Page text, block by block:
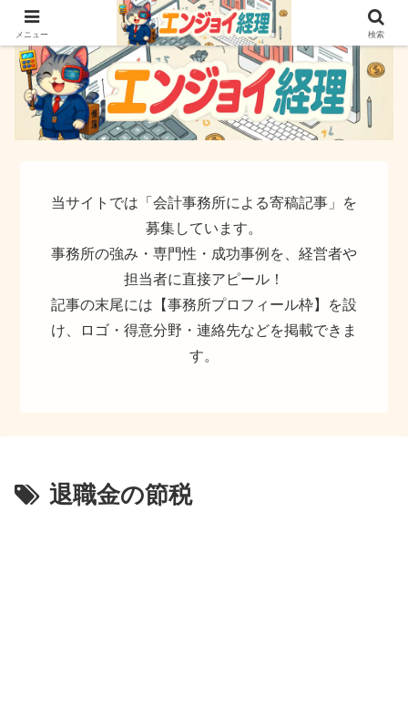
簿記でなく実務ができるサイト
当サイトでは「会計事務所による寄稿記事」を
募集しています。
事務所の強み・専門性・成功事例を、経営者や
担当者に直接アピール！
記事の末尾には【事務所プロフィール枠】を設
け、ロゴ・得意分野・連絡先などを掲載できま
す。
退職金の節税
メニュー 検索